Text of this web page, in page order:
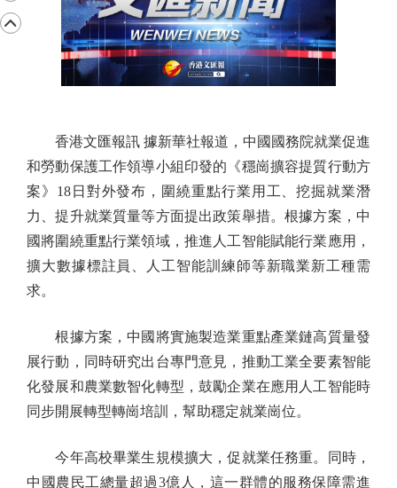
香港文匯報訊 據新華社報道，中國國務院就業促進
和勞動保護工作領導小組印發的《穩崗擴容提質行動方
案》18日對外發布，圍繞重點行業用工、挖掘就業潛
力、提升就業質量等方面提出政策舉措。根據方案，中
國將圍繞重點行業領域，推進人工智能賦能行業應用，
擴大數據標註員、人工智能訓練師等新職業新工種需
求。
根據方案，中國將實施製造業重點產業鏈高質量發
展行動，同時研究出台專門意見，推動工業全要素智能
化發展和農業數智化轉型，鼓勵企業在應用人工智能時
同步開展轉型轉崗培訓，幫助穩定就業崗位。
今年高校畢業生規模擴大，促就業任務重。同時，
中國農民工總量超過3億人，這一群體的服務保障需進